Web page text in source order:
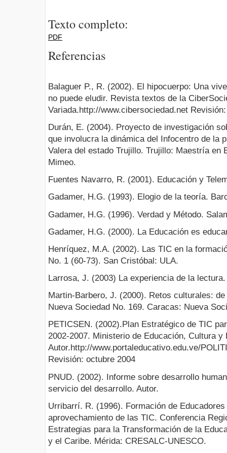
Texto completo:
PDF
Referencias
Balaguer P., R. (2002). El hipocuerpo: Una
no puede eludir. Revista textos de la
Variada.http://www.cibersociedad.net
Durán, E. (2004). Proyecto de investigación
que involucra la dinámica del Infocentro de la
Valera del estado Trujillo. Trujillo: Maestría en
Mimeo.
Fuentes Navarro, R. (2001). Educación y
Gadamer, H.G. (1993). Elogio de la teoría.
Gadamer, H.G. (1996). Verdad y Método.
Gadamer, H.G. (2000). La Educación es
Henríquez, M.A. (2002). Las TIC en la
No. 1 (60-73). San Cristóbal: ULA.
Larrosa, J. (2003) La experiencia de la
Martin-Barbero, J. (2000). Retos culturales:
Nueva Sociedad No. 169. Caracas: Nueva
PETICSEN. (2002).Plan Estratégico de TIC
2002-2007. Ministerio de Educación, Cultura y
Autor.http://www.portaleducativo.edu.ve/
Revisión: octubre 2004
PNUD. (2002). Informe sobre desarrollo
servicio del desarrollo. Autor.
Urribarrí. R. (1996). Formación de
aprovechamiento de las TIC. Conferencia
Estrategias para la Transformación de la
y el Caribe. Mérida: CRESALC-UNESCO.